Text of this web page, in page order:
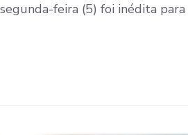
feira (5) foi inédita para